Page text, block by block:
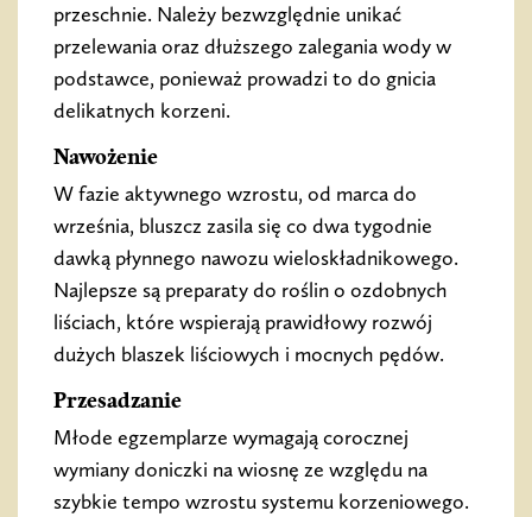
przeschnie. Należy bezwzględnie unikać
przelewania oraz dłuższego zalegania wody w
podstawce, ponieważ prowadzi to do gnicia
delikatnych korzeni.
Nawożenie
W fazie aktywnego wzrostu, od marca do
września, bluszcz zasila się co dwa tygodnie
dawką płynnego nawozu wieloskładnikowego.
Najlepsze są preparaty do roślin o ozdobnych
liściach, które wspierają prawidłowy rozwój
dużych blaszek liściowych i mocnych pędów.
Przesadzanie
Młode egzemplarze wymagają corocznej
wymiany doniczki na wiosnę ze względu na
szybkie tempo wzrostu systemu korzeniowego.